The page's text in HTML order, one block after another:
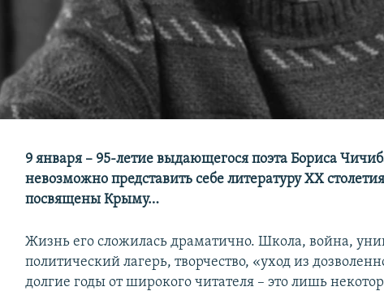
9 января – 95-летие выдающегося поэта Бориса
невозможно представить себе литературу ХХ
посвящены Крыму…
Жизнь его сложилась драматично. Школа, война,
политический лагерь, творчество, «уход из
долгие годы от широкого читателя – это лишь